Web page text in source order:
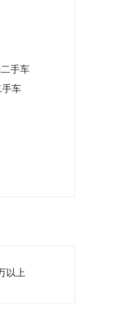
手车
车
以上